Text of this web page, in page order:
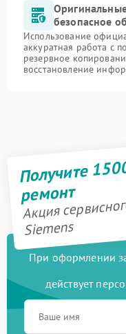
безопасное
Использование
аккуратная работа с
резервное
восстановление
Получите
ремонт
Акция
Siemens
При оформлении
действует